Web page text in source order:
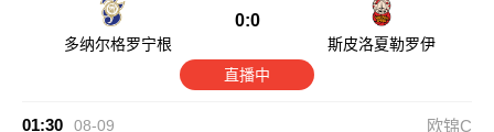
多纳尔格罗宁根
0:0
斯皮洛夏勒罗伊
直播中
01:30 08-09 欧锦C